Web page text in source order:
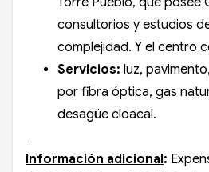
consultorios y estudios
complejidad. Y el centro
Servicios: luz,
por fibra óptica, gas
desagüe cloacal.
Información adicional: